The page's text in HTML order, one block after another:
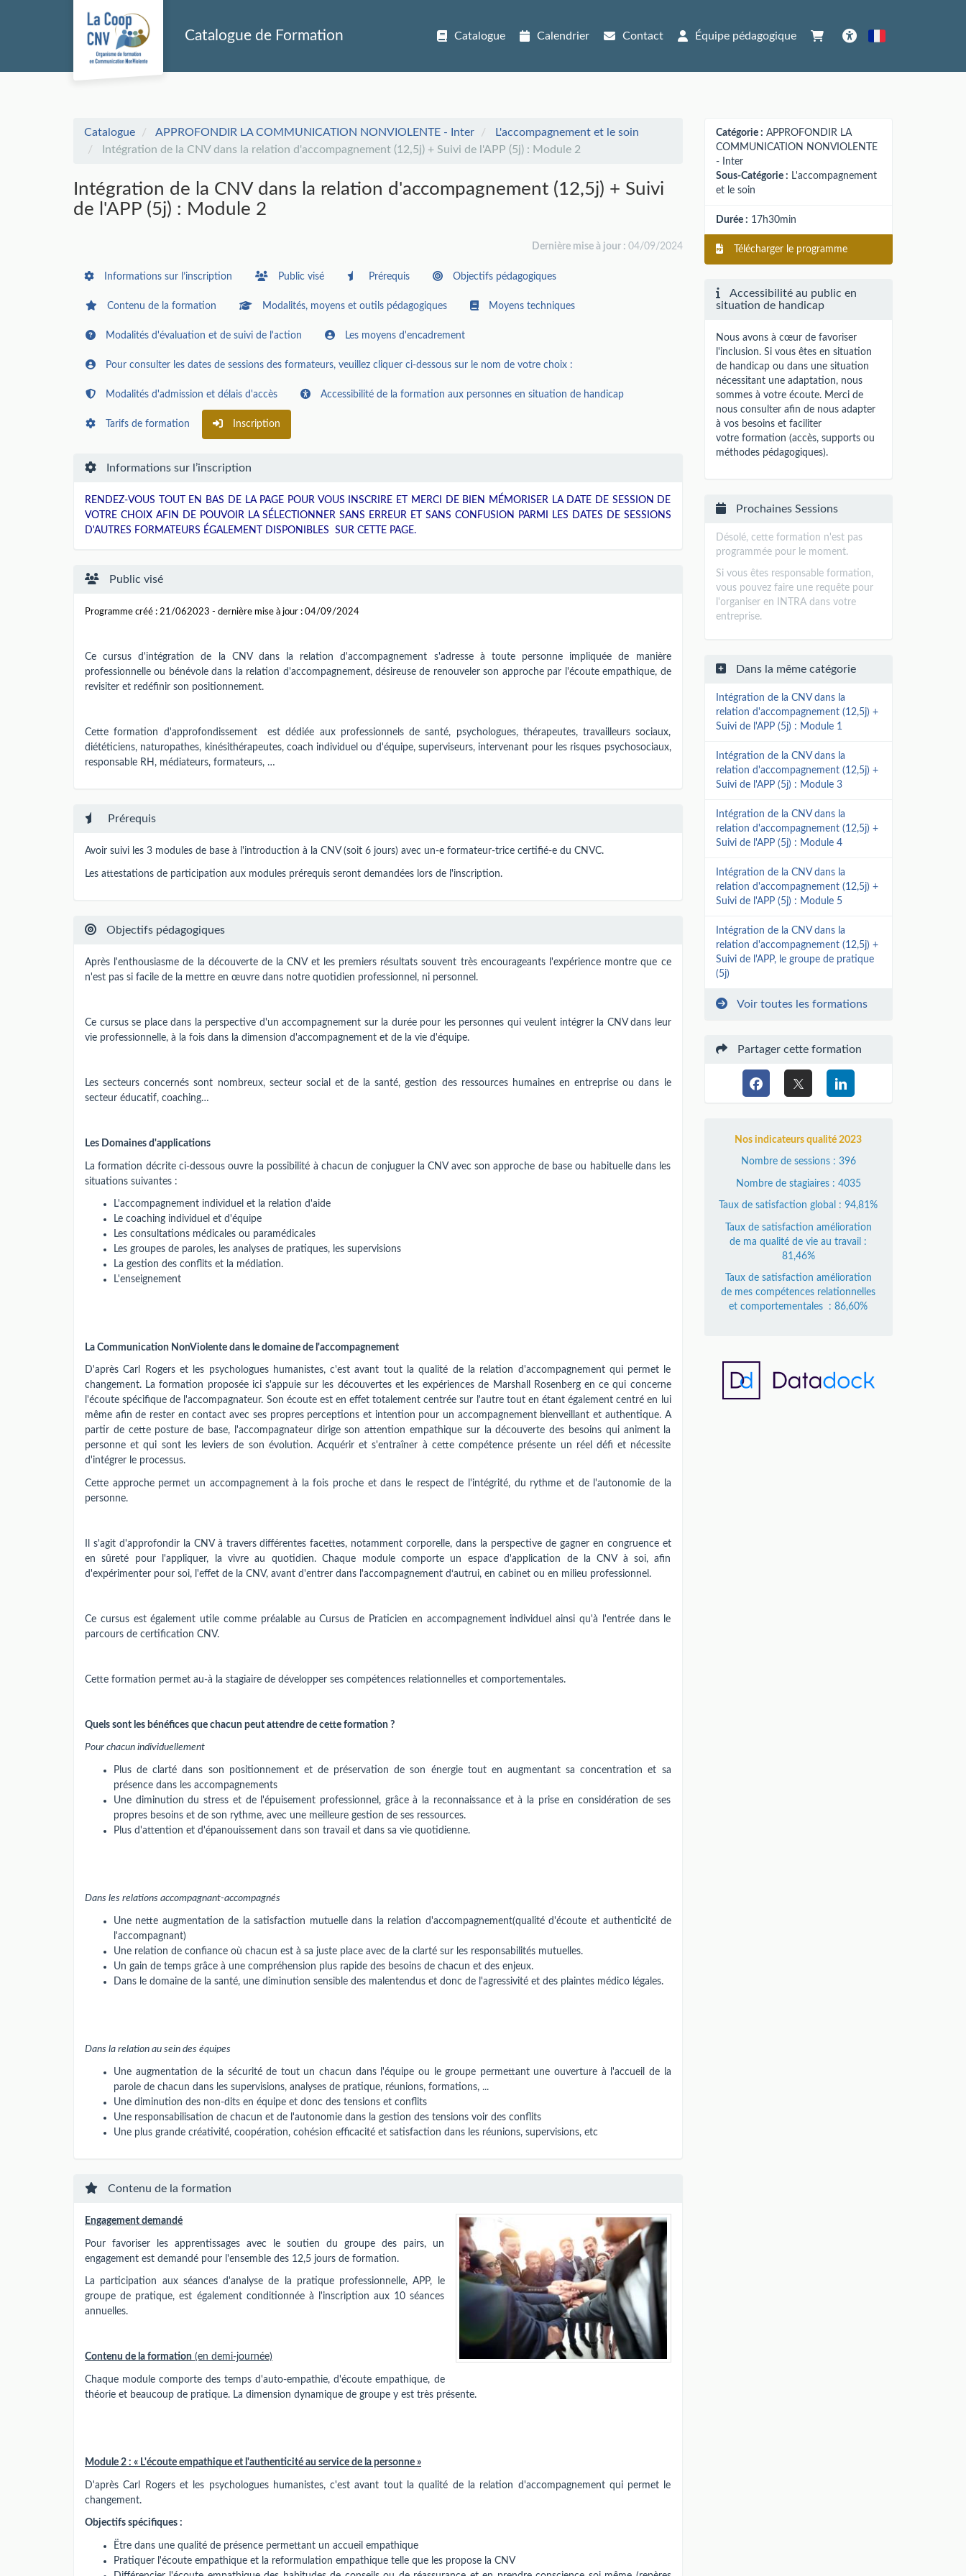
Aller au menu principal
Aller au contenu principal
Personnaliser l'interface
Catalogue de Formation Catalogue Calendrier Contact
Équipe pédagogique
Français
Catalogue APPROFONDIR LA COMMUNICATION NONVIOLENTE - Inter
L'accompagnement et le soin
Intégration de la CNV dans la relation d'accompagnement (12,5j) + Suivi de l'APP (5j) : Module 2
Intégration de la CNV dans la relation d'accompagnement (12,5j) + Suivi
de l'APP (5j) : Module 2
Dernière mise à jour : 04/09/2024
Informations sur l’inscription Public visé Prérequis Objectifs pédagogiques
Contenu de la formation Modalités, moyens et outils pédagogiques Moyens techniques
Modalités d'évaluation et de suivi de l'action Les moyens d'encadrement
Pour consulter les dates de sessions des formateurs, veuillez cliquer ci-dessous sur le nom de votre choix :
Modalités d'admission et délais d'accès Accessibilité de la formation aux personnes en situation de handicap
Tarifs de formation Inscription
Informations sur l’inscription
RENDEZ-VOUS TOUT EN BAS DE LA PAGE POUR VOUS INSCRIRE ET MERCI DE BIEN MÉMORISER LA DATE DE SESSION DE
VOTRE CHOIX AFIN DE POUVOIR LA SÉLECTIONNER SANS ERREUR ET SANS CONFUSION PARMI LES DATES DE SESSIONS
D'AUTRES FORMATEURS ÉGALEMENT DISPONIBLES SUR CETTE PAGE.
Public visé
Programme créé : 21/062023 - dernière mise à jour : 04/09/2024
Ce cursus d'intégration de la CNV dans la relation d'accompagnement s'adresse à toute personne impliquée de manière
professionnelle ou bénévole dans la relation d'accompagnement, désireuse de renouveler son approche par l'écoute empathique, de
revisiter et redéfinir son positionnement.
Cette formation d'approfondissement est dédiée aux professionnels de santé, psychologues, thérapeutes, travailleurs sociaux,
diététiciens, naturopathes, kinésithérapeutes, coach individuel ou d'équipe, superviseurs, intervenant pour les risques psychosociaux,
responsable RH, médiateurs, formateurs, …
Prérequis
Avoir suivi les 3 modules de base à l'introduction à la CNV (soit 6 jours) avec un-e formateur-trice certifié-e du CNVC.
Les attestations de participation aux modules prérequis seront demandées lors de l'inscription.
Objectifs pédagogiques
Après l'enthousiasme de la découverte de la CNV et les premiers résultats souvent très encourageants l'expérience montre que ce
n'est pas si facile de la mettre en œuvre dans notre quotidien professionnel, ni personnel.
Ce cursus se place dans la perspective d'un accompagnement sur la durée pour les personnes qui veulent intégrer la CNV dans leur
vie professionnelle, à la fois dans la dimension d'accompagnement et de la vie d'équipe.
Les secteurs concernés sont nombreux, secteur social et de la santé, gestion des ressources humaines en entreprise ou dans le
secteur éducatif, coaching…
Les Domaines d'applications
La formation décrite ci-dessous ouvre la possibilité à chacun de conjuguer la CNV avec son approche de base ou habituelle dans les
situations suivantes :
L'accompagnement individuel et la relation d'aide
Le coaching individuel et d'équipe
Les consultations médicales ou paramédicales
Les groupes de paroles, les analyses de pratiques, les supervisions
La gestion des conflits et la médiation.
L'enseignement
La Communication NonViolente dans le domaine de l'accompagnement
D'après Carl Rogers et les psychologues humanistes, c'est avant tout la qualité de la relation d'accompagnement qui permet le
changement. La formation proposée ici s'appuie sur les découvertes et les expériences de Marshall Rosenberg en ce qui concerne
l'écoute spécifique de l'accompagnateur. Son écoute est en effet totalement centrée sur l'autre tout en étant également centré en lui
même afin de rester en contact avec ses propres perceptions et intention pour un accompagnement bienveillant et authentique. A
partir de cette posture de base, l'accompagnateur dirige son attention empathique sur la découverte des besoins qui animent la
personne et qui sont les leviers de son évolution. Acquérir et s'entraîner à cette compétence présente un réel défi et nécessite
d'intégrer le processus.
Cette approche permet un accompagnement à la fois proche et dans le respect de l'intégrité, du rythme et de l'autonomie de la
personne.
Il s'agit d'approfondir la CNV à travers différentes facettes, notamment corporelle, dans la perspective de gagner en congruence et
en sûreté pour l'appliquer, la vivre au quotidien. Chaque module comporte un espace d'application de la CNV à soi, afin
d'expérimenter pour soi, l'effet de la CNV, avant d'entrer dans l'accompagnement d‘autrui, en cabinet ou en milieu professionnel.
Ce cursus est également utile comme préalable au Cursus de Praticien en accompagnement individuel ainsi qu'à l'entrée dans le
parcours de certification CNV.
Cette formation permet au-à la stagiaire de développer ses compétences relationnelles et comportementales.
Quels sont les bénéfices que chacun peut attendre de cette formation ?
Pour chacun individuellement
Plus de clarté dans son positionnement et de préservation de son énergie tout en augmentant sa concentration et sa
présence dans les accompagnements
Une diminution du stress et de l'épuisement professionnel, grâce à la reconnaissance et à la prise en considération de ses
propres besoins et de son rythme, avec une meilleure gestion de ses ressources.
Plus d'attention et d'épanouissement dans son travail et dans sa vie quotidienne.
Dans les relations accompagnant-accompagnés
Une nette augmentation de la satisfaction mutuelle dans la relation d'accompagnement(qualité d'écoute et authenticité de
l'accompagnant)
Une relation de confiance où chacun est à sa juste place avec de la clarté sur les responsabilités mutuelles.
Un gain de temps grâce à une compréhension plus rapide des besoins de chacun et des enjeux.
Dans le domaine de la santé, une diminution sensible des malentendus et donc de l'agressivité et des plaintes médico légales.
Dans la relation au sein des équipes
Une augmentation de la sécurité de tout un chacun dans l'équipe ou le groupe permettant une ouverture à l'accueil de la
parole de chacun dans les supervisions, analyses de pratique, réunions, formations, ...
Une diminution des non-dits en équipe et donc des tensions et conflits
Une responsabilisation de chacun et de l'autonomie dans la gestion des tensions voir des conflits
Une plus grande créativité, coopération, cohésion efficacité et satisfaction dans les réunions, supervisions, etc
Contenu de la formation
Engagement demandé
Pour favoriser les apprentissages avec le soutien du groupe des pairs, un
engagement est demandé pour l'ensemble des 12,5 jours de formation.
La participation aux séances d'analyse de la pratique professionnelle, APP, le
groupe de pratique, est également conditionnée à l'inscription aux 10 séances
annuelles.
Contenu de la formation (en demi-journée)
Chaque module comporte des temps d'auto-empathie, d'écoute empathique, de
théorie et beaucoup de pratique. La dimension dynamique de groupe y est très présente.
Module 2 : « L'écoute empathique et l'authenticité au service de la personne »
D'après Carl Rogers et les psychologues humanistes, c'est avant tout la qualité de la relation d'accompagnement qui permet le
changement.
Objectifs spécifiques :
Ëtre dans une qualité de présence permettant un accueil empathique
Pratiquer l'écoute empathique et la reformulation empathique telle que les propose la CNV
Catégorie : APPROFONDIR LA
COMMUNICATION NONVIOLENTE
- Inter
Sous-Catégorie : L'accompagnement
et le soin
Durée : 17h30min
Télécharger le programme
Accessibilité au public en
situation de handicap
Nous avons à cœur de favoriser
l'inclusion. Si vous êtes en situation
de handicap ou dans une situation
nécessitant une adaptation, nous
sommes à votre écoute. Merci de
nous consulter afin de nous adapter
à vos besoins et faciliter
votre formation (accès, supports ou
méthodes pédagogiques).
Prochaines Sessions
Désolé, cette formation n'est pas
programmée pour le moment.
Si vous êtes responsable formation,
vous pouvez faire une requête pour
l'organiser en INTRA dans votre
entreprise.
Dans la même catégorie
Intégration de la CNV dans la
relation d'accompagnement (12,5j) +
Suivi de l'APP (5j) : Module 1
Intégration de la CNV dans la
relation d'accompagnement (12,5j) +
Suivi de l'APP (5j) : Module 3
Intégration de la CNV dans la
relation d'accompagnement (12,5j) +
Suivi de l'APP (5j) : Module 4
Intégration de la CNV dans la
relation d'accompagnement (12,5j) +
Suivi de l'APP (5j) : Module 5
Intégration de la CNV dans la
relation d'accompagnement (12,5j) +
Suivi de l'APP, le groupe de pratique
(5j)
Voir toutes les formations
Partager cette formation
Nos indicateurs qualité 2023
Nombre de sessions : 396
Nombre de stagiaires : 4035
Taux de satisfaction global : 94,81%
Taux de satisfaction amélioration
de ma qualité de vie au travail :
81,46%
Taux de satisfaction amélioration
de mes compétences relationnelles
et comportementales : 86,60%